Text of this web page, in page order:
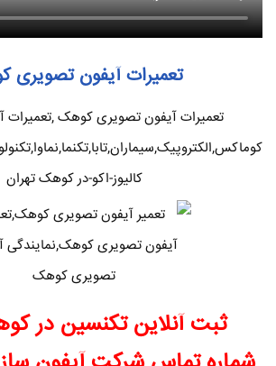
تعمیرات آیفون تصویری
تعمیرات آیفون تصویری کوهک ,تعمیرات
کالیوز-اکو-در کوهک تهران
ثبت آنلاین تکنسین در